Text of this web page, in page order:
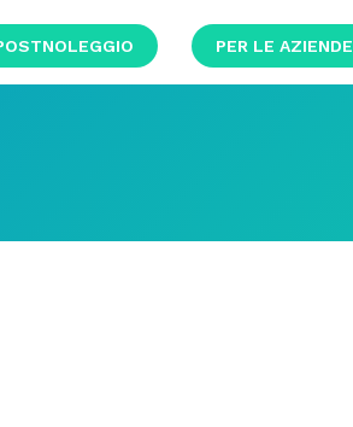
PER LE AZIENDE